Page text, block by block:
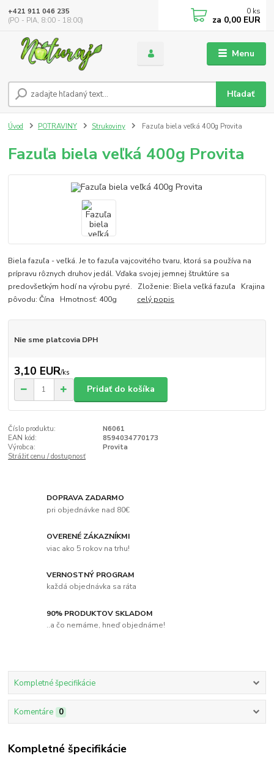
Menu
Hľadať
+421 911 046 235
(PO - PIA, 8:00 - 18:00)
0 ks
za 0,00 EUR
Úvod POTRAVINY Strukoviny Fazuľa biela veľká 400g Provita
Fazuľa biela veľká 400g Provita
Biela fazuľa - veľká. Je to fazuľa vajcovitého tvaru, ktorá sa používa na
prípravu rôznych druhov jedál. Vďaka svojej jemnej štruktúre sa
predovšetkým hodí na výrobu pyré. Zloženie: Biela veľká fazuľa Krajina
pôvodu: Čína Hmotnosť: 400g celý popis
Nie sme platcovia DPH
3,10 EUR/ks
Pridať do košíka
Číslo produktu:
N6061
EAN kód:
8594034770173
Výrobca:
Provita
Strážiť cenu / dostupnosť
DOPRAVA ZADARMO
pri objednávke nad 80€
OVERENÉ ZÁKAZNÍKMI
viac ako 5 rokov na trhu!
VERNOSTNÝ PROGRAM
každá objednávka sa ráta
90% PRODUKTOV SKLADOM
..a čo nemáme, hneď objednáme!
Kompletné špecifikácie
Komentáre 0
Kompletné špecifikácie